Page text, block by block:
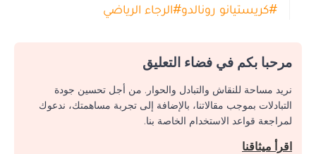
#كريستيانو رونالدو#الرجاء الرياضي
مرحبا بكم في فضاء التعليق
نريد مساحة للنقاش والتبادل والحوار. من أجل تحسين جودة
التبادلات بموجب مقالاتنا، بالإضافة إلى تجربة مساهمتك، ندعوك
لمراجعة قواعد الاستخدام الخاصة بنا.
اقرأ ميثاقنا